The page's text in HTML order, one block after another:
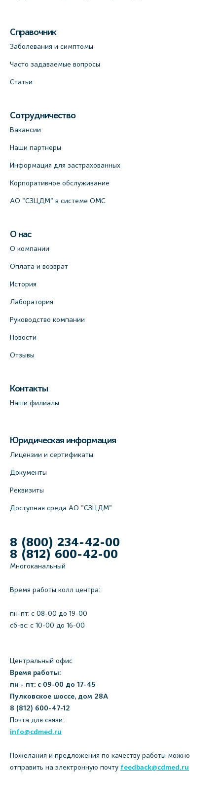
Справочник
Заболевания и симптомы
Часто задаваемые вопросы
Статьи
Сотрудничество
Вакансии
Наши партнеры
Информация для застрахованных
Корпоративное обслуживание
АО "СЗЦДМ" в системе ОМС
О нас
О компании
Оплата и возврат
История
Лаборатория
Руководство компании
Новости
Отзывы
Контакты
Наши филиалы
Юридическая информация
Лицензии и сертификаты
Документы
Реквизиты
Доступная среда АО "СЗЦДМ"
8 (800) 234-42-00
8 (812) 600-42-00
Многоканальный
Время работы колл центра:
пн-пт: c 08-00 до 19-00
сб-вс: с 10-00 до 16-00
Центральный офис
Время работы:
пн - пт: с 09-00 до 17-45
Пулковское шоссе, дом 28А
8 (812) 600-47-12
Почта для связи:
info@cdmed.ru
Пожелания и предложения по качеству работы можно
отправить на электронную почту feedback@cdmed.ru